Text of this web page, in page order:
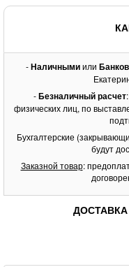
-Наличнымиили
-Безналичный расчет
физических лиц, по
Бухгалтерские
будут
Заказной товар: